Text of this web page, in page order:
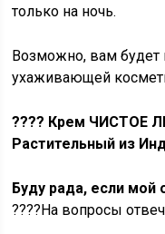
только на ночь.
Возможно, вам будет
ухаживающей
???? Крем ЧИСТОЕ
Растительный из
Буду рада, если
????На вопросы